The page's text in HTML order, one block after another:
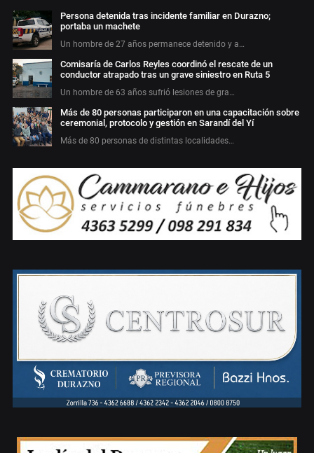
Persona detenida tras incidente familiar en Durazno;
portaba un machete
Un hombre de 27 años permanece detenido y a…
Comisaría de Carlos Reyles coordinó el rescate de un
conductor atrapado tras un grave siniestro en Ruta 5
Un hombre de 63 años sufrió lesiones de gra…
Más de 80 personas participaron en una capacitación sobre
ceremonial, protocolo y gestión en Sarandí del Yí
Más de 80 personas de distintas localidades…